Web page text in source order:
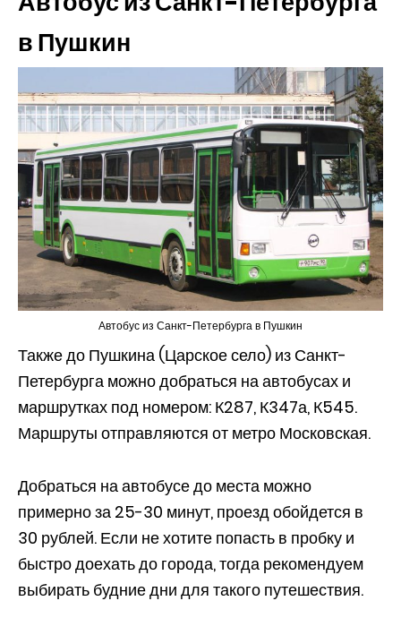
в Пушкин
Автобус из Санкт-Петербурга в Пушкин
Также до Пушкина (Царское село) из Санкт-
Петербурга можно добраться на автобусах и
маршрутках под номером: К287, К347а, К545.
Маршруты отправляются от метро Московская.
Добраться на автобусе до места можно
примерно за 25-30 минут, проезд обойдется в
30 рублей. Если не хотите попасть в пробку и
быстро доехать до города, тогда рекомендуем
выбирать будние дни для такого путешествия.